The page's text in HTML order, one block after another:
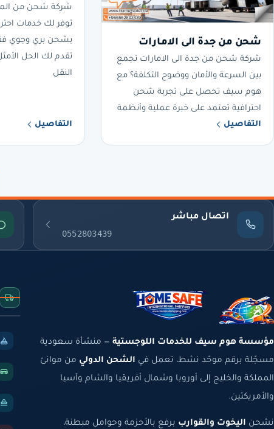
شحن من جدة الى الامارات
شركة شحن من جدة الى الامارات تجمع
بين السرعة والأمان ووضوح التكلفة؟ مع
هوم سيف تحصل على تجربة شحن
احترافية تعتمد على خبرة عملية وأنظمة
التفاصيل
شركة شحن من
توفر لك خدمات
بشحن بري وجوي
تقدم لك الحل
النقل
التفاصيل
اتصال مباشر
0552803439
مؤسسة هوم سيف للخدمات اللوجستية — منشأة سعودية
مسجّلة برقم موحّد نشط، تعمل في الشحن الدولي من موانئ
المملكة والخليج إلى أوروبا وشمال أفريقيا والشام وآسيا
والأمريكتين.
نشحن اليخوت والقوارب برفع بالأحزمة وحوامل مبطنة،